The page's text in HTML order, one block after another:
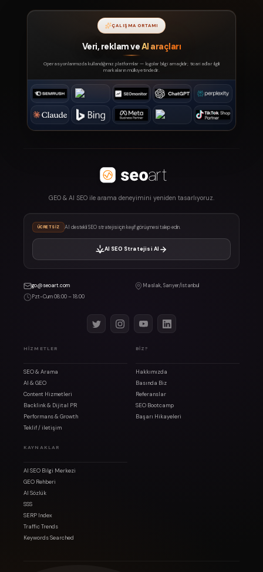
ÇALIŞMA ORTAMI
Veri, reklam veAI araçları
Operasyonlarımızda kullandığımız platformlar — logolar bilgi amaçlıdır; ticari adlar ilgili
markaların mülkiyetindedir.
GEO & AI SEO ile arama deneyimini yeniden tasarlıyoruz.
ÜCRETSIZ AI destekli SEO stratejisi için keşif görüşmesi talep edin.
AI SEO Stratejisi Al
go@seoart.com
Maslak, Sarıyer/İstanbul
Pzt-Cum 08:00 – 18:00
HIZMETLER
SEO & Arama
AI & GEO
Content Hizmetleri
Backlink & Dijital PR
Performans & Growth
Teklif / iletişim
BIZ?
Hakkımızda
Basında Biz
Referanslar
SEO Bootcamp
Başarı Hikayeleri
KAYNAKLAR
AI SEO Bilgi Merkezi
GEO Rehberi
AI Sözlük
SSS
SERP Index
Traffic Trends
Keywords Searched